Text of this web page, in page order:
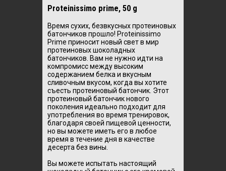
Proteinissimo prime, 50 g
Время сухих, безвкусных протеиновых
батончиков прошло! Proteinissimo
Prime приносит новый свет в мир
протеиновых шоколадных
батончиков. Вам не нужно идти на
компромисс между высоким
содержанием белка и вкусным
сливочным вкусом, когда вы хотите
съесть протеиновый батончик. Этот
протеиновый батончик нового
поколения идеально подходит для
употребления во время тренировок,
благодаря своей пищевой ценности,
но вы можете иметь его в любое
время в течение дня в качестве
десерта без вины.
Вы можете испытать настоящий